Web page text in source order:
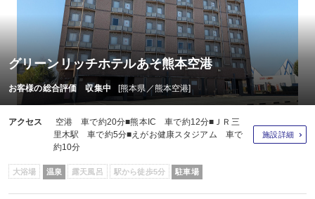
グリーンリッチホテルあそ熊本空港
お客様の総合評価 収集中 [熊本県／熊本空港]
アクセス
空港 車で約20分■熊本IC 車で約12分■ＪＲ三
里木駅 車で約5分■えがお健康スタジアム 車で
約10分
施設詳細
大浴場 温泉 露天風呂 駅から徒歩5分 駐車場